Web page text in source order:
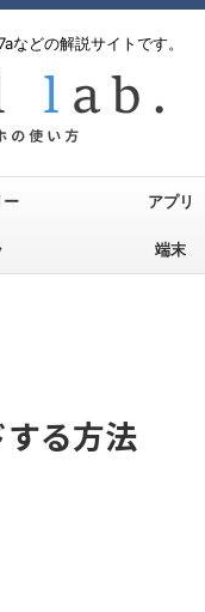
などの解説サイトです。
ー アプリ
端末
る方法